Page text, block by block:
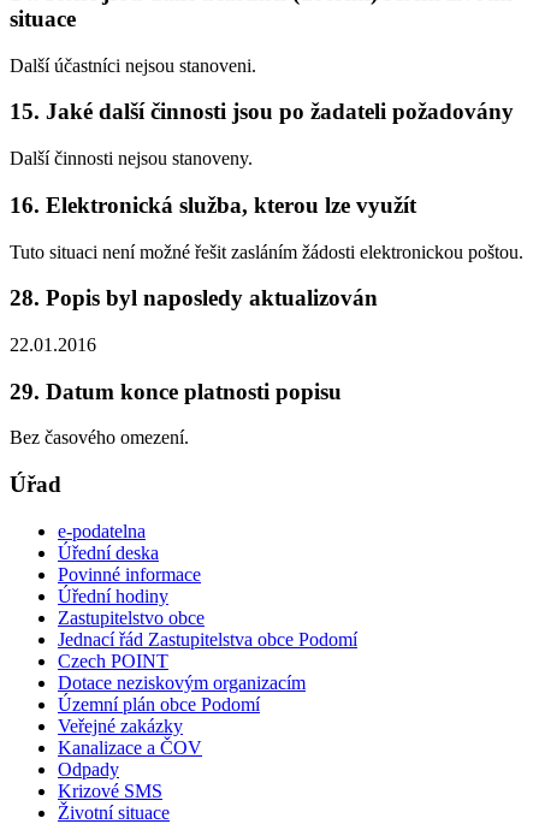
situace
Další účastníci nejsou stanoveni.
15. Jaké další činnosti jsou po žadateli požadovány
Další činnosti nejsou stanoveny.
16. Elektronická služba, kterou lze využít
Tuto situaci není možné řešit zasláním žádosti elektronickou poštou.
28. Popis byl naposledy aktualizován
22.01.2016
29. Datum konce platnosti popisu
Bez časového omezení.
Úřad
e-podatelna
Úřední deska
Povinné informace
Úřední hodiny
Zastupitelstvo obce
Jednací řád Zastupitelstva obce Podomí
Czech POINT
Dotace neziskovým organizacím
Územní plán obce Podomí
Veřejné zakázky
Kanalizace a ČOV
Odpady
Krizové SMS
Životní situace